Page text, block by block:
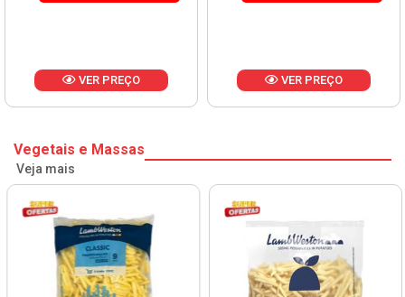
VER PREÇO VER PREÇO
Vegetais e Massas
Veja mais